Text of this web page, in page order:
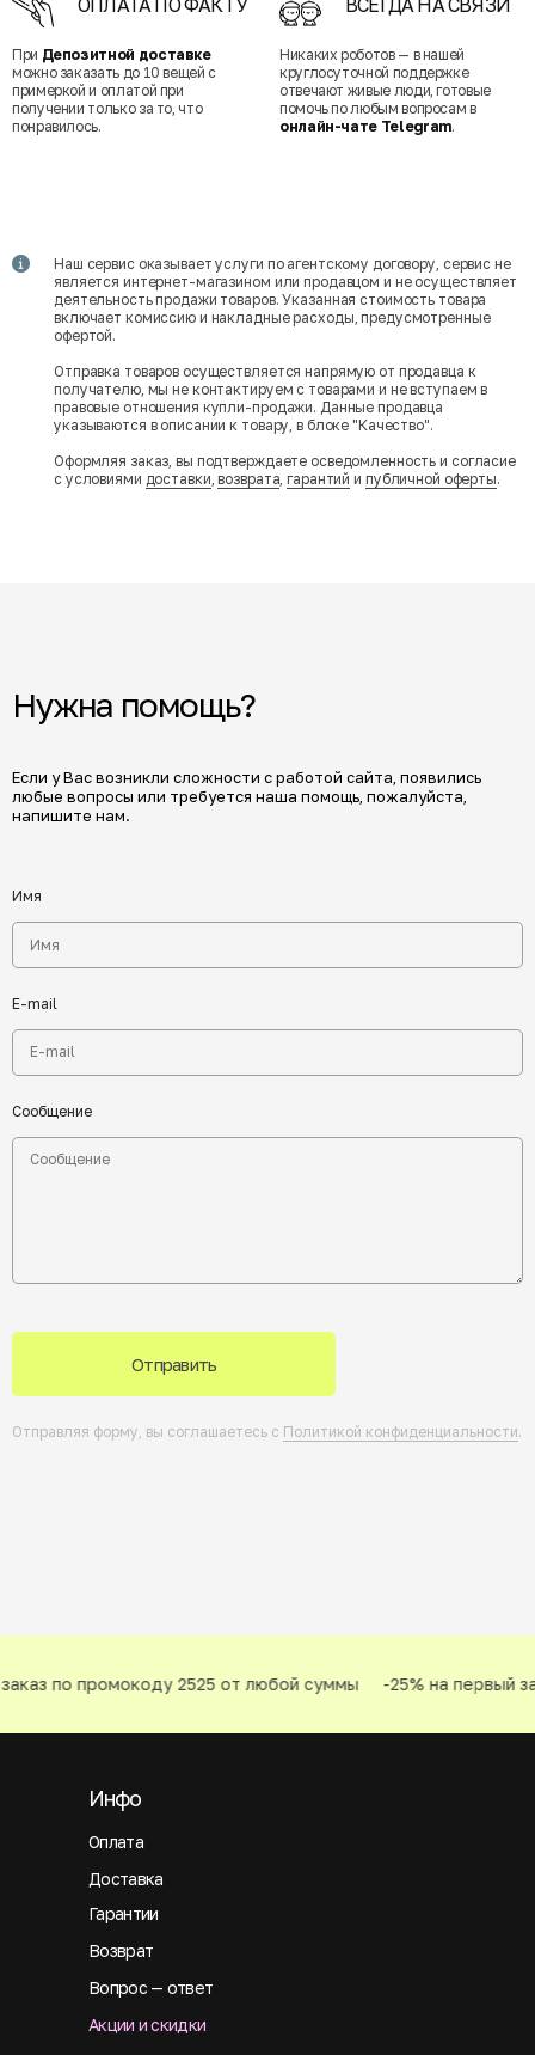
ОПЛАТА ПО ФАКТУ
При Депозитной доставке
можно заказать до 10 вещей с
примеркой и оплатой при
получении только за то, что
понравилось.
ВСЕГДА НА СВЯЗИ
Никаких роботов — в нашей
круглосуточной поддержке
отвечают живые люди, готовые
помочь по любым вопросам в
онлайн-чате Telegram.
Наш сервис оказывает услуги по агентскому договору, сервис не
является интернет-магазином или продавцом и не осуществляет
деятельность продажи товаров. Указанная стоимость товара
включает комиссию и накладные расходы, предусмотренные
офертой.
Отправка товаров осуществляется напрямую от продавца к
получателю, мы не контактируем с товарами и не вступаем в
правовые отношения купли-продажи. Данные продавца
указываются в описании к товару, в блоке "Качество".
Оформляя заказ, вы подтверждаете осведомленность и согласие
с условиями доставки,возврата,гарантий и публичной оферты.
Нужна помощь?
Если у Вас возникли сложности с работой сайта, появились
любые вопросы или требуется наша помощь, пожалуйста,
напишите нам.
Имя
E-mail
Сообщение
Отправить
Отправляя форму, вы соглашаетесь с Политикой конфиденциальности.
по промокоду 2525 от любой суммы -25% на первый
Оплата
Инфо
Доставка
Гарантии
Возврат
Вопрос — ответ
Акции и скидки